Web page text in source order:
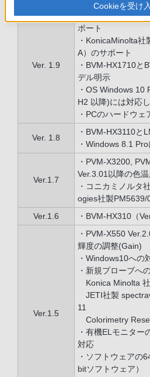
Ver. 1.9
・Windows 11
ポート
・KonicaMinolta
A）のサポート
・BVM-HX1710と
デル明示
・OS Windows 10
H2 以降)には対応
・PCのハードウェ
Ver. 1.8
・BVM-HX3110と
・Windows 8.1
Ver.1.7
・PVM-X3200,
Ver.3.01以降の色
・コニカミノルタ
ogies社製PM5639/
Ver.1.6
・BVM-HX310（
Ver.1.5
・PVM-X550
輝度の調整(Gain)
・Windows10への
・新規プローブへ
Konica Minolta
JETI社製
11
Colorimetry
・有機ELモニター
対応
・ソフトウェアの
bitソフトウェア）
Cookieを受け